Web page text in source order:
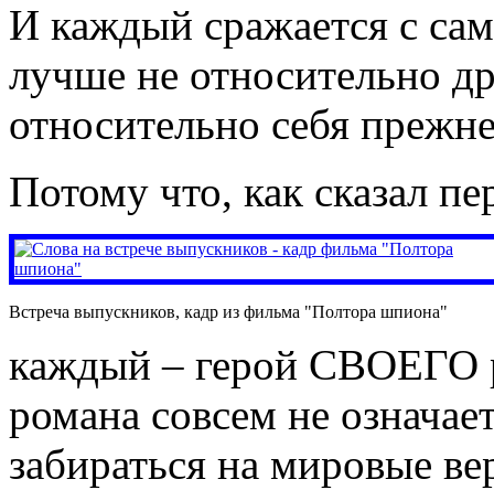
И каждый сражается с
лучше не относительно
относительно себя
Потому что, как сказал
Встреча выпускников, кадр из фильма "Полтора шпиона"
каждый – герой СВОЕГО
романа совсем не
забираться на мировые